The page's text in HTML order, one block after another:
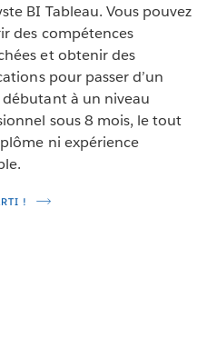
BI Tableau. Vous pouvez
des compétences
et obtenir des
pour passer d’un
débutant à un niveau
sous 8 mois, le tout
ni expérience
!